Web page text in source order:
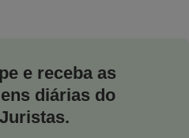
e receba as
diárias do